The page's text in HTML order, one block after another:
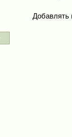
Добавлять